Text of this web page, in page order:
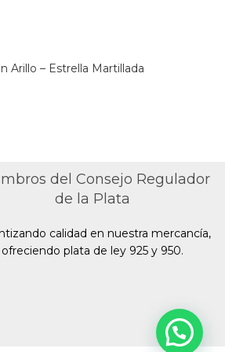
Arillo – Estrella Martillada
del Consejo Regulador
de la Plata
calidad en nuestra mercancía,
ofreciendo plata de ley 925 y 950.